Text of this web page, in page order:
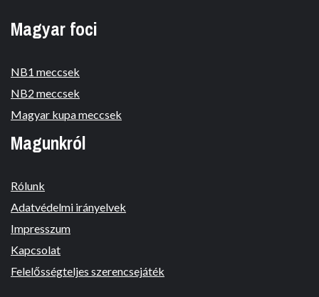
Magyar foci
NB1 meccsek
NB2 meccsek
Magyar kupa meccsek
Magunkról
Rólunk
Adatvédelmi irányelvek
Impresszum
Kapcsolat
Felelősségteljes szerencsejáték